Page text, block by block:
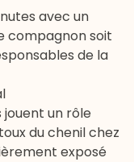
avec un
compagnon soit
de la
un rôle
du chenil chez
exposé